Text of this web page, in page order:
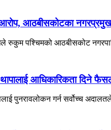
आरोप, आठबीसकोटका
पश्चिमको आठबीसकोट
आधिकारिकता दिने
पुनरावलोकन गर्न सर्वोच्च